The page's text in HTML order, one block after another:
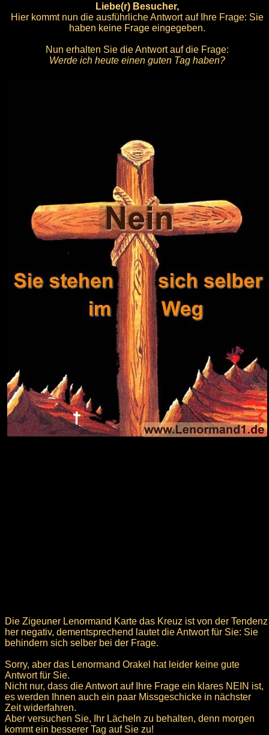
Liebe(r) Besucher,
Hier kommt nun die ausführliche Antwort auf Ihre Frage: Sie
haben keine Frage eingegeben.
Nun erhalten Sie die Antwort auf die Frage:
Werde ich heute einen guten Tag haben?
Die Zigeuner Lenormand Karte das Kreuz ist von der Tendenz
her negativ, dementsprechend lautet die Antwort für Sie: Sie
behindern sich selber bei der Frage.
Sorry, aber das Lenormand Orakel hat leider keine gute
Antwort für Sie.
Nicht nur, dass die Antwort auf Ihre Frage ein klares NEIN ist,
es werden Ihnen auch ein paar Missgeschicke in nächster
Zeit widerfahren.
Aber versuchen Sie, Ihr Lächeln zu behalten, denn morgen
kommt ein besserer Tag auf Sie zu!